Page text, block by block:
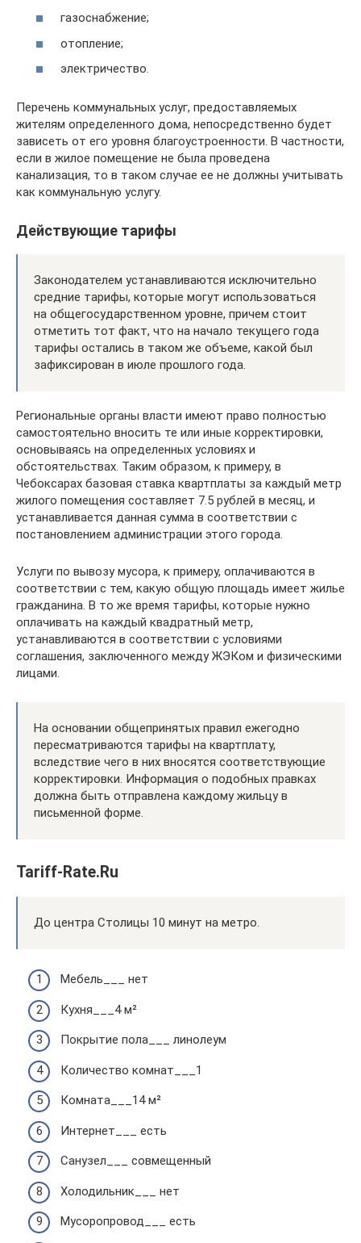
газоснабжение;
отопление;
электричество.
Перечень коммунальных услуг, предоставляемых
жителям определенного дома, непосредственно будет
зависеть от его уровня благоустроенности. В частности,
если в жилое помещение не была проведена
канализация, то в таком случае ее не должны учитывать
как коммунальную услугу.
Действующие тарифы
Законодателем устанавливаются исключительно
средние тарифы, которые могут использоваться
на общегосударственном уровне, причем стоит
отметить тот факт, что на начало текущего года
тарифы остались в таком же объеме, какой был
зафиксирован в июле прошлого года.
Региональные органы власти имеют право полностью
самостоятельно вносить те или иные корректировки,
основываясь на определенных условиях и
обстоятельствах. Таким образом, к примеру, в
Чебоксарах базовая ставка квартплаты за каждый метр
жилого помещения составляет 7.5 рублей в месяц, и
устанавливается данная сумма в соответствии с
постановлением администрации этого города.
Услуги по вывозу мусора, к примеру, оплачиваются в
соответствии с тем, какую общую площадь имеет жилье
гражданина. В то же время тарифы, которые нужно
оплачивать на каждый квадратный метр,
устанавливаются в соответствии с условиями
соглашения, заключенного между ЖЭКом и физическими
лицами.
На основании общепринятых правил ежегодно
пересматриваются тарифы на квартплату,
вследствие чего в них вносятся соответствующие
корректировки. Информация о подобных правках
должна быть отправлена каждому жильцу в
письменной форме.
Tariff-Rate.Ru
До центра Столицы 10 минут на метро.
Мебель___ нет
Кухня___4 м²
Покрытие пола___ линолеум
Количество комнат___1
Комната___14 м²
Интернет___ есть
Санузел___ совмещенный
Холодильник___ нет
Мусоропровод___ есть